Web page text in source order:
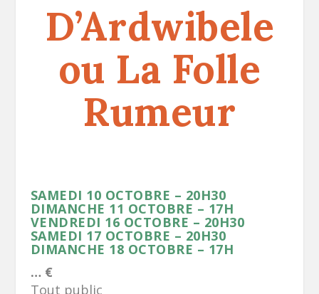
D’Ardwibele
ou La Folle
Rumeur
SAMEDI 10 OCTOBRE – 20H30
DIMANCHE 11 OCTOBRE – 17H
VENDREDI 16 OCTOBRE – 20H30
SAMEDI 17 OCTOBRE – 20H30
DIMANCHE 18 OCTOBRE – 17H
… €
Tout public